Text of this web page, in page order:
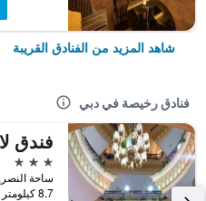
شاهد المزيد من الفنادق القريبة
فنادق رخيصة في دبي
3 نجوم
8.7 كيلومتر عن وسط المدينة